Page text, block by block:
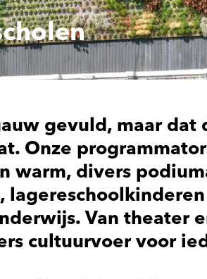
gevuld, maar dat
Onze
warm, divers
Van theater
cultuurvoer voor